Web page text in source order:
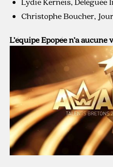
Christophe Boucher,
L’équipe Epopée n’a